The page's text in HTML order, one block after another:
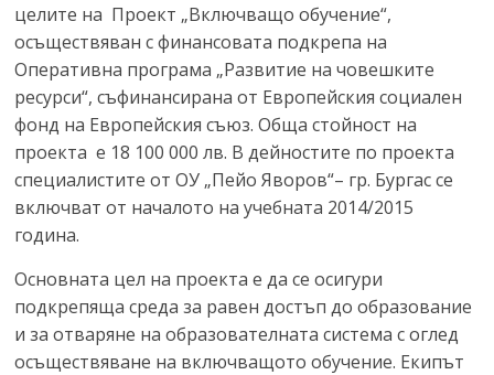
целите на Проект „Включващо обучение“,
осъществяван с финансовата подкрепа на
Оперативна програма „Развитие на човешките
ресурси“, съфинансирана от Европейския социален
фонд на Европейския съюз. Обща стойност на
проекта е 18 100 000 лв. В дейностите по проекта
специалистите от ОУ „Пейо Яворов“– гр. Бургас се
включват от началото на учебната 2014/2015
година.
Основната цел на проекта е да се осигури
подкрепяща среда за равен достъп до образование
и за отваряне на образователната система с оглед
осъществяване на включващото обучение. Екипът